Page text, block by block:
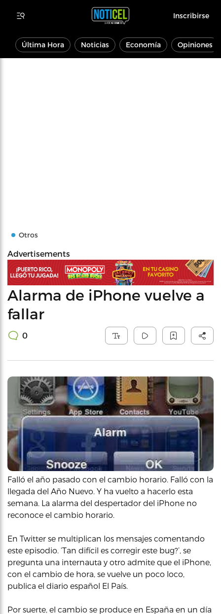
Inscribirse
Última Hora Noticias Economía Opiniones
Otros
Advertisements
Alarma de iPhone vuelve a
fallar
0
Falló el año pasado con el cambio horario. Falló con la
llegada del Año Nuevo. Y ha vuelto a hacerlo esta
semana. La alarma del despertador del iPhone no
reconoce el cambio horario.
En Twitter se multiplican los mensajes comentando
este episodio. ‘Tan difícil es corregir este bug?’, se
pregunta una internauta y otro admite que el iPhone,
con el cambio de hora, se vuelve un poco loco,
publica el diario español El País.
Por suerte, el cambio se produce en España en un día